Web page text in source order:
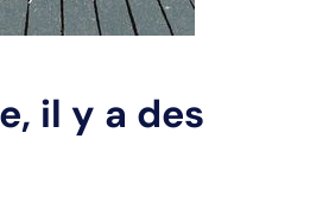
il y a des